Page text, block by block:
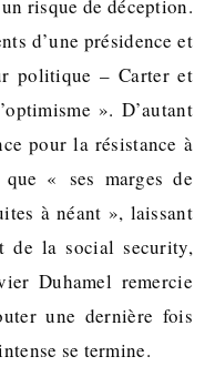
risque de déception.
d’une présidence et
politique – Carter et
». D’autant
pour la résistance à
« ses marges de
à néant », laissant
de la social security,
Duhamel remercie
une dernière fois
se termine.